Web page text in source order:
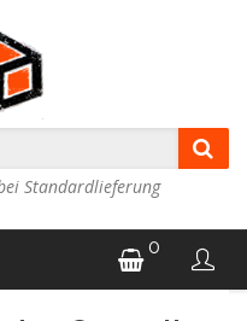
Standardlieferung
0